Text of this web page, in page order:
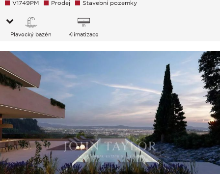
V1749PM Prodej Stavební pozemky
Plavecký bazén Klimatizace